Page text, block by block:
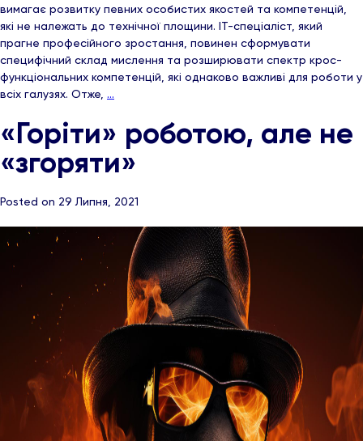
вимагає розвитку певних особистих якостей та компетенцій,
які не належать до технічної площини. ІТ-спеціаліст, який
прагне професійного зростання, повинен сформувати
специфічний склад мислення та розширювати спектр крос-
функціональних компетенцій, які однаково важливі для роботи у
всіх галузях. Отже, …
«Горіти» роботою, але не
«згоряти»
Posted on 29 Липня, 2021